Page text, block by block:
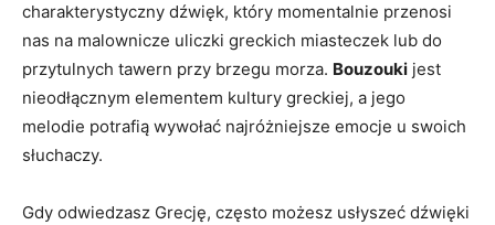
charakterystyczny dźwięk,⁤ który momentalnie przenosi
nas ​na malownicze uliczki greckich miasteczek lub do
przytulnych tawern przy brzegu⁣ morza. Bouzouki jest
‍nieodłącznym elementem ‌kultury ‍greckiej,​ a jego
melodie potrafią wywołać najróżniejsze emocje u swoich⁤
słuchaczy.
Gdy odwiedzasz Grecję, często możesz usłyszeć​ dźwięki